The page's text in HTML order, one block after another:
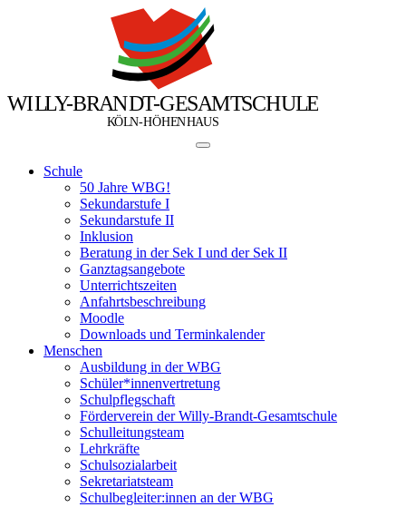
WILLY-BRANDT-GESAMTSCHULE
KÖLN-HÖHENHAUS
Schule
50 Jahre WBG!
Sekundarstufe I
Sekundarstufe II
Inklusion
Beratung in der Sek I und der Sek II
Ganztagsangebote
Unterrichtszeiten
Anfahrtsbeschreibung
Moodle
Downloads und Terminkalender
Menschen
Ausbildung in der WBG
Schüler*innenvertretung
Schulpflegschaft
Förderverein der Willy-Brandt-Gesamtschule
Schulleitungsteam
Lehrkräfte
Schulsozialarbeit
Sekretariatsteam
Schulbegleiter:innen an der WBG